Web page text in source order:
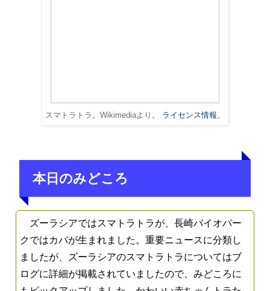
スマトラトラ。Wikimediaより。 ライセンス情報 。
本日のみどころ
ズーラシアではスマトラトラが、長崎バイオパー
クではカバが生まれました。重要ニュースに分類し
ましたが、ズーラシアのスマトラトラについてはブ
ログに詳細が掲載されていましたので、みどころに